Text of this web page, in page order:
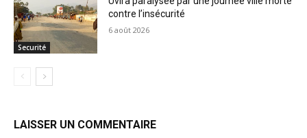
Securité
contre l’insécurité
6 août 2026
LAISSER UN COMMENTAIRE